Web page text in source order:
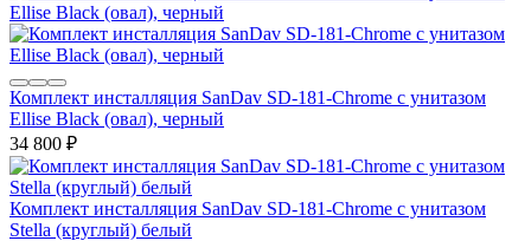
Комплект инсталляция SanDav SD-181-Chrome с унитазом
Ellise Black (овал), черный
34 800 ₽
Комплект инсталляция SanDav SD-181-Chrome с унитазом
Stella (круглый) белый